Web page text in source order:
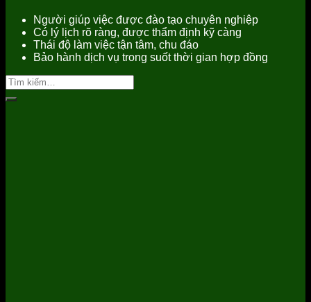
Người giúp việc được đào tạo chuyên nghiệp
Có lý lịch rõ ràng, được thẩm định kỹ càng
Thái độ làm việc tận tâm, chu đáo
Bảo hành dịch vụ trong suốt thời gian hợp đồng
Tìm
kiếm: